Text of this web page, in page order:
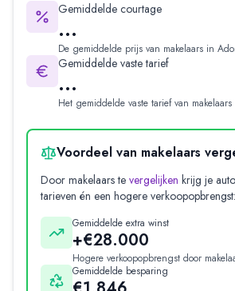
Gemiddelde courtage
...
De gemiddelde prijs van makelaars in
Gemiddelde vaste tarief
...
Het gemiddelde vaste tarief van makelaars
Voordeel van makelaars
Door makelaars te vergelijken krijg je
tarieven én een hogere verkoopopbrengst:
Gemiddelde extra winst
+€28.000
Hogere verkoopopbrengst door
Gemiddelde besparing